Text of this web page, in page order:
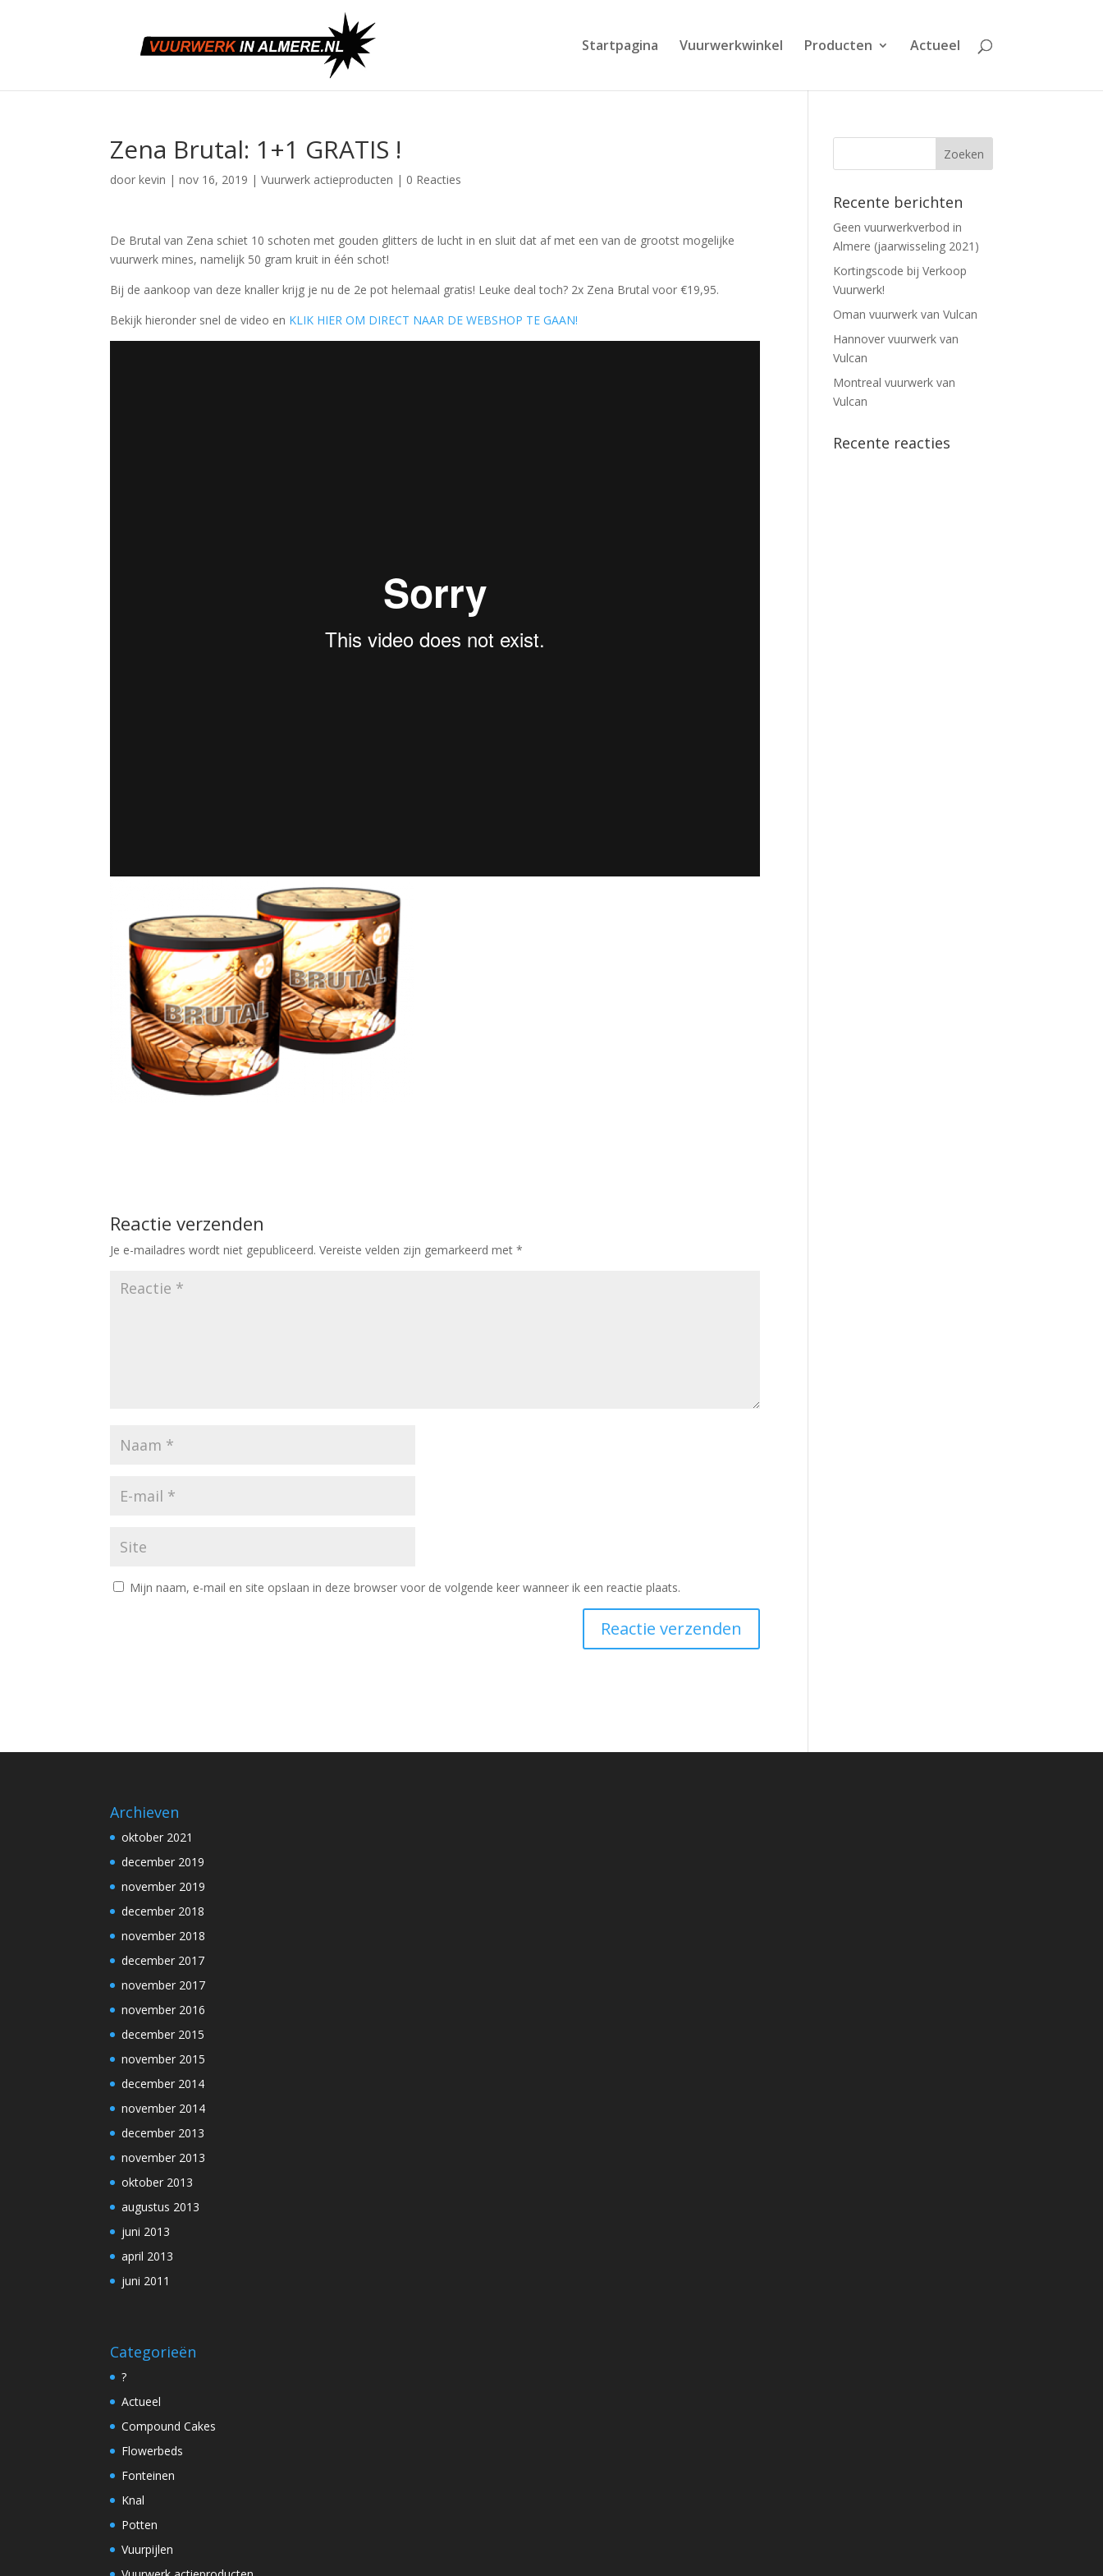
Startpagina Vuurwerkwinkel Producten Actueel
Zena Brutal: 1+1 GRATIS !
doorkevin |nov 16, 2019 |Vuurwerk actieproducten | 0 Reacties
De Brutal van Zena schiet 10 schoten met gouden glitters de lucht in en sluit dat af met een van de grootst mogelijke
vuurwerk mines, namelijk 50 gram kruit in één schot!
Bij de aankoop van deze knaller krijg je nu de 2e pot helemaal gratis! Leuke deal toch? 2x Zena Brutal voor €19,95.
Bekijk hieronder snel de video en KLIK HIER OM DIRECT NAAR DE WEBSHOP TE GAAN!
Reactie verzenden
Je e-mailadres wordt niet gepubliceerd. Vereiste velden zijn gemarkeerd met*
Mijn naam, e-mail en site opslaan in deze browser voor de volgende keer wanneer ik een reactie plaats.
Recente berichten
Geen vuurwerkverbod in
Almere (jaarwisseling 2021)
Kortingscode bij Verkoop
Vuurwerk!
Oman vuurwerk van Vulcan
Hannover vuurwerk van
Vulcan
Montreal vuurwerk van
Vulcan
Recente reacties
Archieven
oktober 2021
december 2019
november 2019
december 2018
november 2018
december 2017
november 2017
november 2016
december 2015
november 2015
december 2014
november 2014
december 2013
november 2013
oktober 2013
augustus 2013
juni 2013
april 2013
juni 2011
Categorieën
?
Actueel
Compound Cakes
Flowerbeds
Fonteinen
Knal
Potten
Vuurpijlen